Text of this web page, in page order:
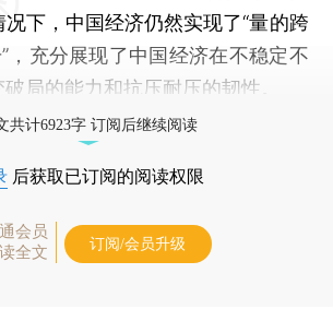
下，中国经济仍然实现了“量的跨
，充分展现了中国经济在不稳定不
局的能力和抗压耐压的韧性。
共计6923字 订阅后继续阅读
后获取已订阅的阅读权限
会员
全文
订阅/会员升级